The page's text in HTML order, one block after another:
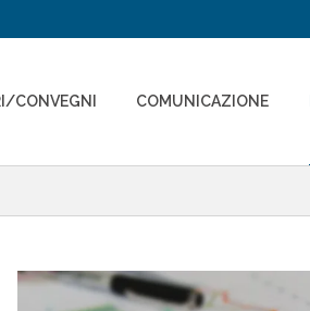
CONVEGNI COMUNICAZIONE